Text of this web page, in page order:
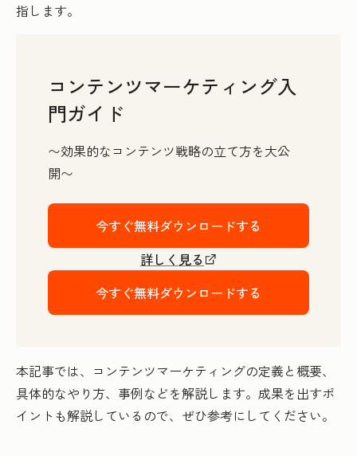
指します。
コンテンツマーケティング入
門ガイド
〜効果的なコンテンツ戦略の立て方を大公
開〜
今すぐ無料ダウンロードする
詳しく見る
今すぐ無料ダウンロードする
本記事では、コンテンツマーケティングの定義と概要、
具体的なやり方、事例などを解説します。成果を出すポ
イントも解説しているので、ぜひ参考にしてください。